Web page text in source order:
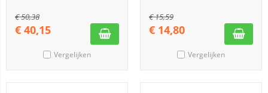
€50,38
€ 40,15
Vergelijken
€15,59
€ 14,80
Vergelijken